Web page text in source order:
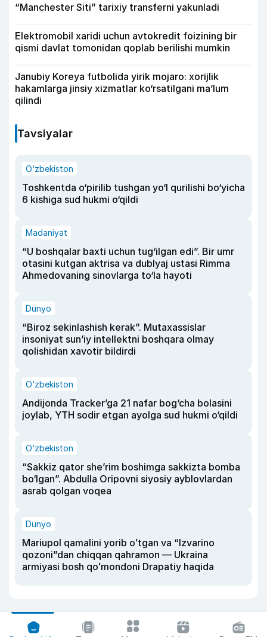
“Manchester Siti” tarixiy transferni yakunladi
Elektromobil xaridi uchun avtokredit foizining bir
qismi davlat tomonidan qoplab berilishi mumkin
Janubiy Koreya futbolida yirik mojaro: xorijlik
hakamlarga jinsiy xizmatlar ko‘rsatilgani ma’lum
qilindi
Tavsiyalar
O‘zbekiston
Toshkentda o‘pirilib tushgan yo‘l qurilishi bo‘yicha
6 kishiga sud hukmi o‘qildi
Madaniyat
“U boshqalar baxti uchun tug‘ilgan edi”. Bir umr
otasini kutgan aktrisa va dublyaj ustasi Rimma
Ahmedovaning sinovlarga to‘la hayoti
Dunyo
“Biroz sekinlashish kerak”. Mutaxassislar
insoniyat sun’iy intellektni boshqara olmay
qolishidan xavotir bildirdi
O‘zbekiston
Andijonda Tracker’ga 21 nafar bog‘cha bolasini
joylab, YTH sodir etgan ayolga sud hukmi o‘qildi
O‘zbekiston
“Sakkiz qator she’rim boshimga sakkizta bomba
bo‘lgan”. Abdulla Oripovni siyosiy ayblovlardan
asrab qolgan voqea
Dunyo
Mariupol qamalini yorib oʻtgan va “Izvarino
qozoni”dan chiqqan qahramon — Ukraina
armiyasi bosh qoʻmondoni Drapatiy haqida